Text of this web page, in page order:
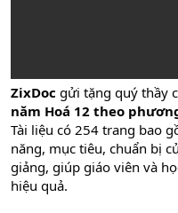
ZixDoc gửi tặng quý thầy
năm Hoá 12 theo
Tài liệu có 254 trang bao
năng, mục tiêu, chuẩn bị
giảng, giúp giáo viên và
hiệu quả.